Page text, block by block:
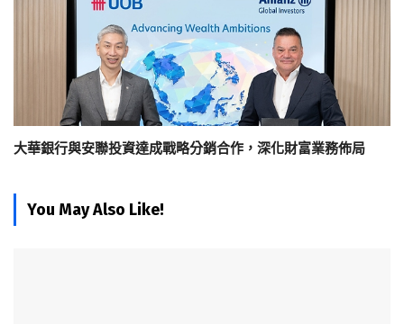
大華銀行與安聯投資達成戰略分銷合作，深化財富業務佈局
You May Also Like!